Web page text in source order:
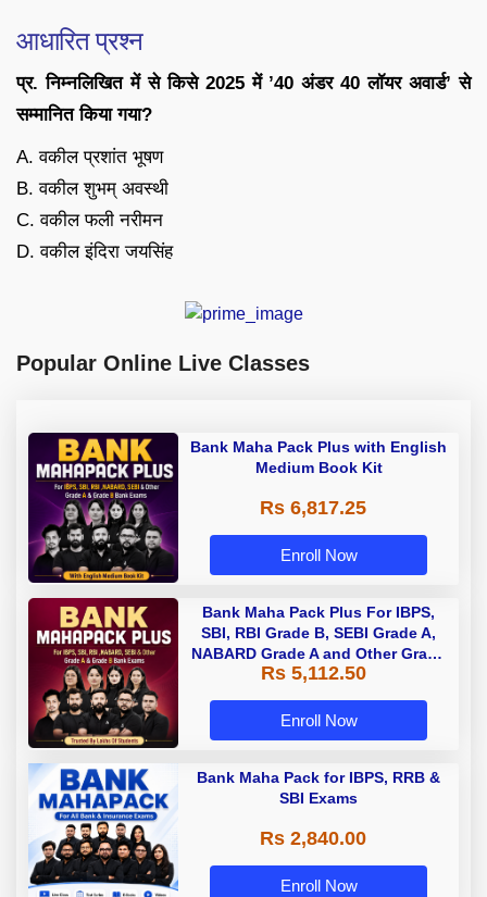
आधारित प्रश्न
प्र. निम्नलिखित में से किसे 2025 में ’40 अंडर 40 लॉयर अवार्ड’ से
सम्मानित किया गया?
A. वकील प्रशांत भूषण
B. वकील शुभम् अवस्थी
C. वकील फली नरीमन
D. वकील इंदिरा जयसिंह
Popular Online Live Classes
Bank Maha Pack Plus with English
Medium Book Kit
Rs 6,817.25
Enroll Now
Bank Maha Pack Plus For IBPS,
SBI, RBI Grade B, SEBI Grade A,
NABARD Grade A and Other Grade
A & Grade B Bank Exams
Rs 5,112.50
Enroll Now
Bank Maha Pack for IBPS, RRB &
SBI Exams
Rs 2,840.00
Enroll Now